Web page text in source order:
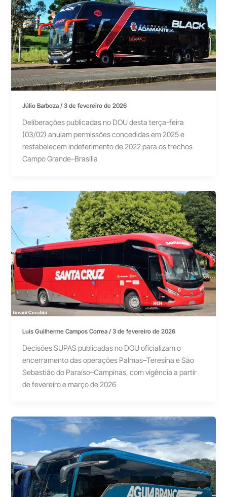
Júlio Barboza/3 de fevereiro de 2026
Deliberações publicadas no DOU desta terça-feira
(03/02) anulam permissões concedidas em 2025 e
restabelecem indeferimento de 2022 para os trechos
Campo Grande–Brasília
Luís Guilherme Campos Correa/3 de fevereiro de 2026
Decisões SUPAS publicadas no DOU oficializam o
encerramento das operações Palmas–Teresina e São
Sebastião do Paraíso–Campinas, com vigência a partir
de fevereiro e março de 2026